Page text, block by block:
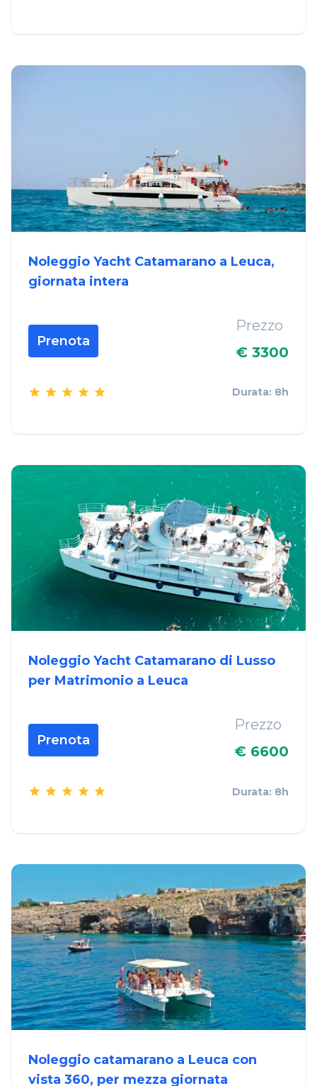
Noleggio Yacht Catamarano a Leuca,
giornata intera
Prenota
Prezzo
€ 3300
Durata: 8h
Noleggio Yacht Catamarano di Lusso
per Matrimonio a Leuca
Prenota
Prezzo
€ 6600
Durata: 8h
Noleggio catamarano a Leuca con
vista 360, per mezza giornata